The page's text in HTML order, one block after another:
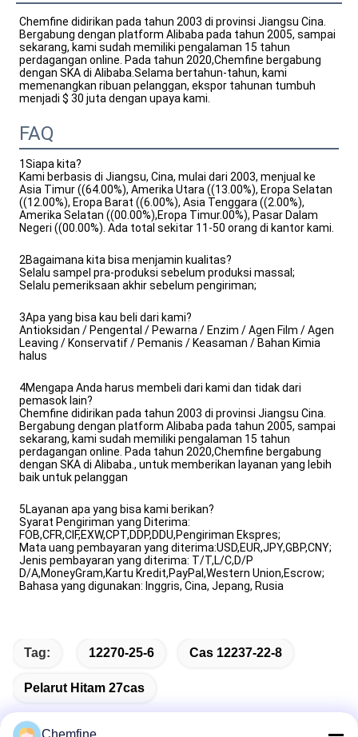
Chemfine didirikan pada tahun 2003 di provinsi Jiangsu Cina.
Bergabung dengan platform Alibaba pada tahun 2005, sampai
sekarang, kami sudah memiliki pengalaman 15 tahun
perdagangan online. Pada tahun 2020,Chemfine bergabung
dengan SKA di Alibaba.Selama bertahun-tahun, kami
memenangkan ribuan pelanggan, ekspor tahunan tumbuh
menjadi $ 30 juta dengan upaya kami.
FAQ
1Siapa kita?
Kami berbasis di Jiangsu, Cina, mulai dari 2003, menjual ke
Asia Timur ((64.00%), Amerika Utara ((13.00%), Eropa Selatan
((12.00%), Eropa Barat ((6.00%), Asia Tenggara ((2.00%),
Amerika Selatan ((00.00%),Eropa Timur.00%), Pasar Dalam
Negeri ((00.00%). Ada total sekitar 11-50 orang di kantor kami.
2Bagaimana kita bisa menjamin kualitas?
Selalu sampel pra-produksi sebelum produksi massal;
Selalu pemeriksaan akhir sebelum pengiriman;
3Apa yang bisa kau beli dari kami?
Antioksidan / Pengental / Pewarna / Enzim / Agen Film / Agen
Leaving / Konservatif / Pemanis / Keasaman / Bahan Kimia
halus
4Mengapa Anda harus membeli dari kami dan tidak dari
pemasok lain?
Chemfine didirikan pada tahun 2003 di provinsi Jiangsu Cina.
Bergabung dengan platform Alibaba pada tahun 2005, sampai
sekarang, kami sudah memiliki pengalaman 15 tahun
perdagangan online. Pada tahun 2020,Chemfine bergabung
dengan SKA di Alibaba., untuk memberikan layanan yang lebih
baik untuk pelanggan
5Layanan apa yang bisa kami berikan?
Syarat Pengiriman yang Diterima:
FOB,CFR,CIF,EXW,CPT,DDP,DDU,Pengiriman Ekspres;
Mata uang pembayaran yang diterima:USD,EUR,JPY,GBP,CNY;
Jenis pembayaran yang diterima: T/T,L/C,D/P
D/A,MoneyGram,Kartu Kredit,PayPal,Western Union,Escrow;
Bahasa yang digunakan: Inggris, Cina, Jepang, Rusia
Tag: 12270-25-6 Cas 12237-22-8
Pelarut Hitam 27cas
Chemfine